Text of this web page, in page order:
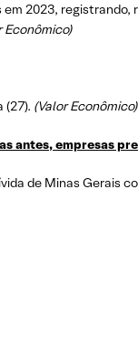
2023,
Econômico)
(27). (Valor Econômico)
antes, empresas
de Minas Gerais